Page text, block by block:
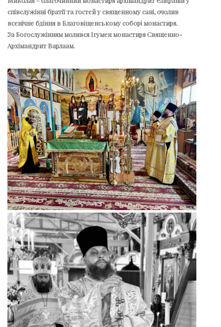
співслужінні братії та гостей у священному сані, очолив
всенічне бдіння в Благовіщенському соборі монастиря.
За Богослужінням молився Ігумен монастиря Священно-
Архімандрит Варлаам.